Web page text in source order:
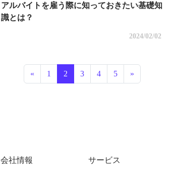
アルバイトを雇う際に知っておきたい基礎知
識とは？
2024/02/02
投稿ナビゲーション
« 1 2 3 4 5 »
会社情報 サービス